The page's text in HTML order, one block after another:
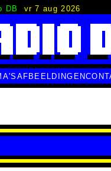
DB vr 7 aug 2026
AFBEELDINGEN